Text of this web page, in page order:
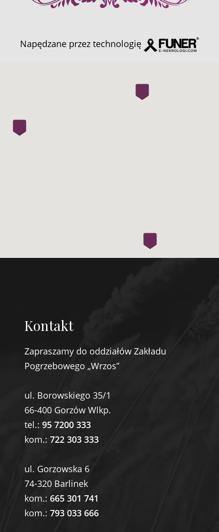
Napędzane przez technologię
Kontakt
Zapraszamy do oddziałów Zakładu
Pogrzebowego „Wrzos”
ul. Borowskiego 35/1
66-400 Gorzów Wlkp.
tel.: 95 7200 333
kom.: 722 303 333
ul. Gorzowska 6
74-320 Barlinek
kom.: 665 301 741
kom.: 793 033 666